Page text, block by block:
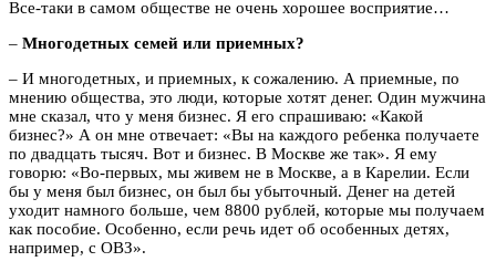
Все-таки в самом обществе не очень хорошее восприятие…
– Многодетных семей или приемных?
– И многодетных, и приемных, к сожалению. А приемные, по
мнению общества, это люди, которые хотят денег. Один мужчина
мне сказал, что у меня бизнес. Я его спрашиваю: «Какой
бизнес?» А он мне отвечает: «Вы на каждого ребенка получаете
по двадцать тысяч. Вот и бизнес. В Москве же так». Я ему
говорю: «Во-первых, мы живем не в Москве, а в Карелии. Если
бы у меня был бизнес, он был бы убыточный. Денег на детей
уходит намного больше, чем 8800 рублей, которые мы получаем
как пособие. Особенно, если речь идет об особенных детях,
например, с ОВЗ».